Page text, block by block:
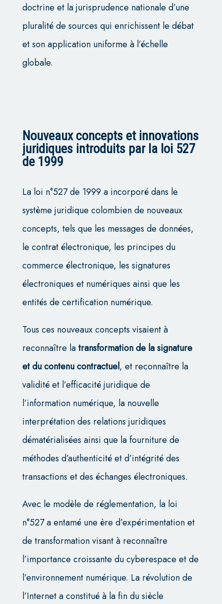
doctrine et la jurisprudence nationale d’une
pluralité de sources qui enrichissent le débat
et son application uniforme à l’échelle
globale.
Nouveaux concepts et innovations
juridiques introduits par la loi 527
de 1999
La loi n°527 de 1999 a incorporé dans le
système juridique colombien de nouveaux
concepts, tels que les messages de données,
le contrat électronique, les principes du
commerce électronique, les signatures
électroniques et numériques ainsi que les
entités de certification numérique.
Tous ces nouveaux concepts visaient à
reconnaître latransformation de la signature
et du contenu contractuel, et reconnaître la
validité et l’efficacité juridique de
l’information numérique, la nouvelle
interprétation des relations juridiques
dématérialisées ainsi que la fourniture de
méthodes d’authenticité et d’intégrité des
transactions et des échanges électroniques.
Avec le modèle de réglementation, la loi
n°527 a entamé une ère d’expérimentation et
de transformation visant à reconnaître
l’importance croissante du cyberespace et de
l’environnement numérique. La révolution de
l’Internet a constitué à la fin du siècle